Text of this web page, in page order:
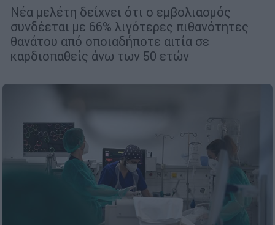
Νέα μελέτη δείχνει ότι ο εμβολιασμός
συνδέεται με 66% λιγότερες πιθανότητες
θανάτου από οποιαδήποτε αιτία σε
καρδιοπαθείς άνω των 50 ετών